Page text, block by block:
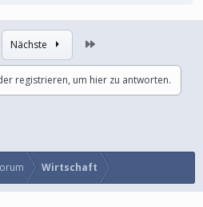
Nächste
registrieren, um hier zu antworten.
Wirtschaft